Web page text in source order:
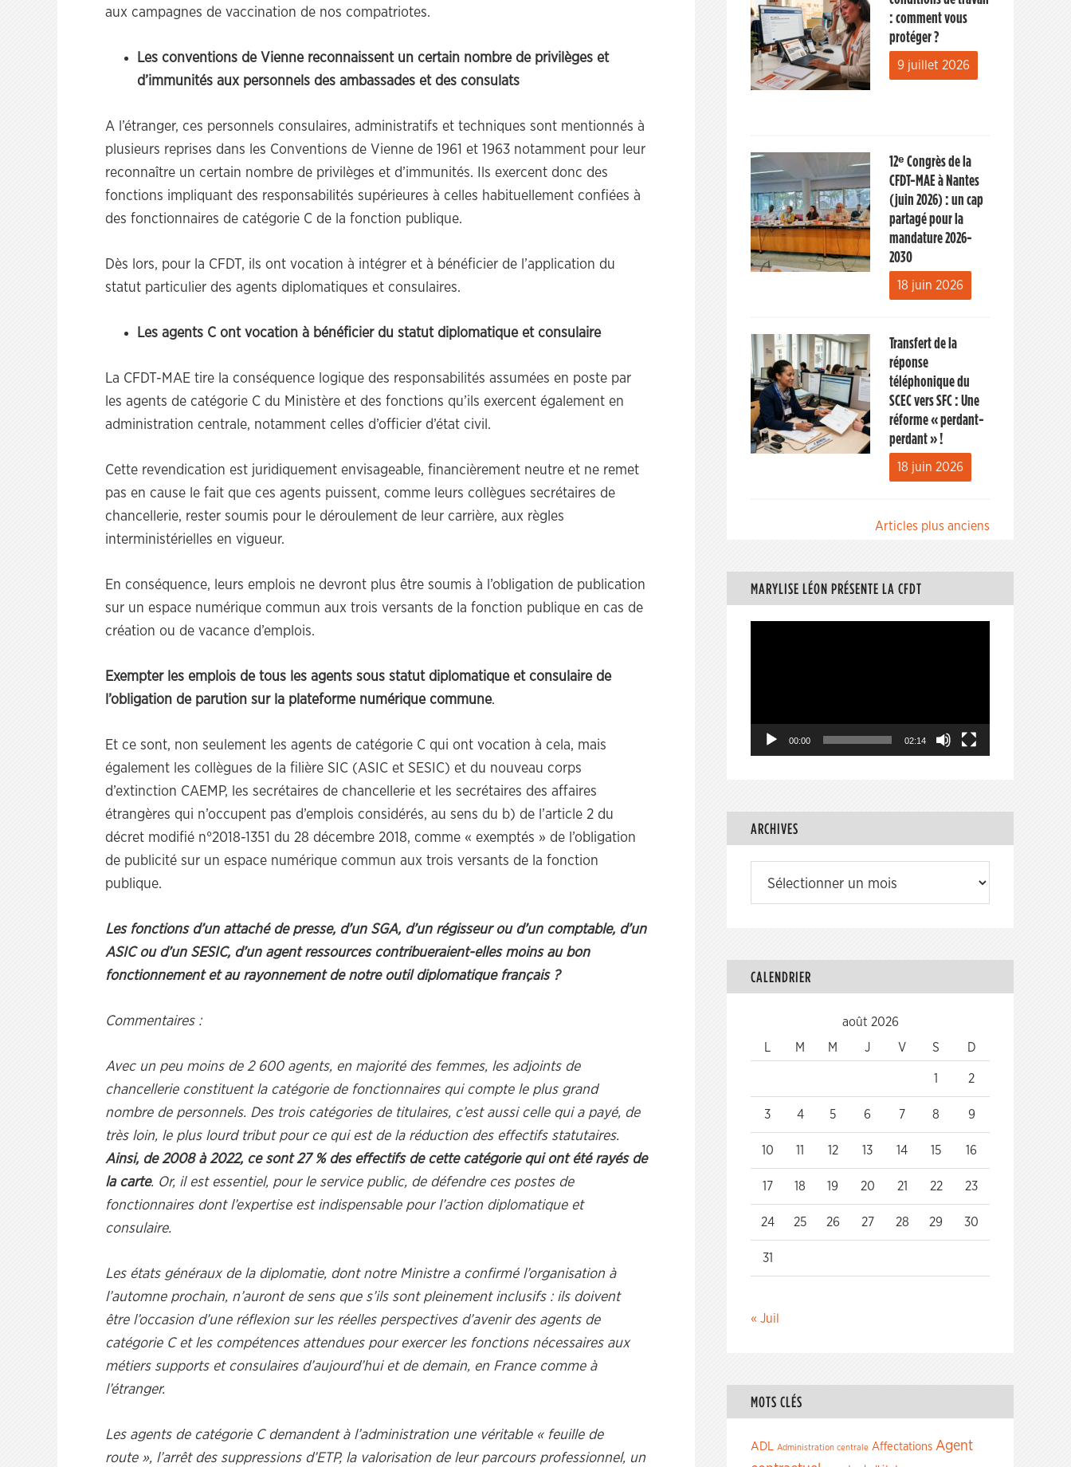
aux campagnes de vaccination de nos compatriotes.
Les conventions de Vienne reconnaissent un certain nombre de privilèges et
d’immunités aux personnels des ambassades et des consulats
A l’étranger, ces personnels consulaires, administratifs et techniques sont mentionnés à
plusieurs reprises dans les Conventions de Vienne de 1961 et 1963 notamment pour leur
reconnaître un certain nombre de privilèges et d’immunités. Ils exercent donc des
fonctions impliquant des responsabilités supérieures à celles habituellement confiées à
des fonctionnaires de catégorie C de la fonction publique.
Dès lors, pour la CFDT, ils ont vocation à intégrer et à bénéficier de l’application du
statut particulier des agents diplomatiques et consulaires.
Les agents C ont vocation à bénéficier du statut diplomatique et consulaire
La CFDT-MAE tire la conséquence logique des responsabilités assumées en poste par
les agents de catégorie C du Ministère et des fonctions qu’ils exercent également en
administration centrale, notamment celles d’officier d’état civil.
Cette revendication est juridiquement envisageable, financièrement neutre et ne remet
pas en cause le fait que ces agents puissent, comme leurs collègues secrétaires de
chancellerie, rester soumis pour le déroulement de leur carrière, aux règles
interministérielles en vigueur.
En conséquence, leurs emplois ne devront plus être soumis à l’obligation de publication
sur un espace numérique commun aux trois versants de la fonction publique en cas de
création ou de vacance d’emplois.
Exempter les emplois de tous les agents sous statut diplomatique et consulaire de
l’obligation de parution sur la plateforme numérique commune.
Et ce sont, non seulement les agents de catégorie C qui ont vocation à cela, mais
également les collègues de la filière SIC (ASIC et SESIC) et du nouveau corps
d’extinction CAEMP, les secrétaires de chancellerie et les secrétaires des affaires
étrangères qui n’occupent pas d’emplois considérés, au sens du b) de l’article 2 du
décret modifié n°2018-1351 du 28 décembre 2018, comme « exemptés » de l’obligation
de publicité sur un espace numérique commun aux trois versants de la fonction
publique.
Les fonctions d’un attaché de presse, d’un SGA, d’un régisseur ou d’un comptable, d’un
ASIC ou d’un SESIC, d’un agent ressources contribueraient-elles moins au bon
fonctionnement et au rayonnement de notre outil diplomatique français ?
Commentaires :
Avec un peu moins de 2 600 agents, en majorité des femmes, les adjoints de
chancellerie constituent la catégorie de fonctionnaires qui compte le plus grand
nombre de personnels. Des trois catégories de titulaires, c’est aussi celle qui a payé, de
très loin, le plus lourd tribut pour ce qui est de la réduction des effectifs statutaires.
Ainsi, de 2008 à 2022, ce sont 27 % des effectifs de cette catégorie qui ont été rayés de
la carte. Or, il est essentiel, pour le service public, de défendre ces postes de
fonctionnaires dont l’expertise est indispensable pour l’action diplomatique et
consulaire.
Les états généraux de la diplomatie, dont notre Ministre a confirmé l’organisation à
l’automne prochain, n’auront de sens que s’ils sont pleinement inclusifs : ils doivent
être l’occasion d’une réflexion sur les réelles perspectives d’avenir des agents de
catégorie C et les compétences attendues pour exercer les fonctions nécessaires aux
métiers supports et consulaires d’aujourd’hui et de demain, en France comme à
l’étranger.
Les agents de catégorie C demandent à l’administration une véritable « feuille de
route », l’arrêt des suppressions d’ETP, la valorisation de leur parcours professionnel, un
: comment vous
protéger ?
9 juillet 2026
12ᵉ Congrès de la
CFDT-MAE à Nantes
(juin 2026) : un cap
partagé pour la
mandature 2026-
2030
18 juin 2026
Transfert de la
réponse
téléphonique du
SCEC vers SFC : Une
réforme « perdant-
perdant » !
18 juin 2026
articles
Articles plus anciens
MARYLISE LÉON PRÉSENTE LA CFDT
00:00 02:14
ARCHIVES
CALENDRIER
août 2026
M M J V S D
1 2
3 4 5 6 7 8 9
10 11 12 13 14 15 16
17 18 19 20 21 22 23
24 25 26 27 28 29 30
31
« Juil
MOTS CLÉS
ADL Administration centrale Affectations Agent